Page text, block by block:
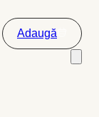
Adaugă